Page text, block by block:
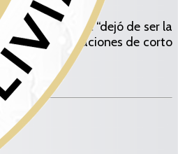
por lo que “dejó de ser la
para obligaciones de corto